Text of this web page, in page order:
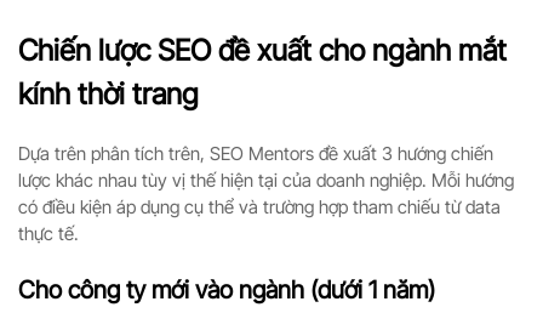
Chiến lược SEO đề xuất cho ngành mắt
kính thời trang
Dựa trên phân tích trên, SEO Mentors đề xuất 3 hướng chiến
lược khác nhau tùy vị thế hiện tại của doanh nghiệp. Mỗi hướng
có điều kiện áp dụng cụ thể và trường hợp tham chiếu từ data
thực tế.
Cho công ty mới vào ngành (dưới 1 năm)